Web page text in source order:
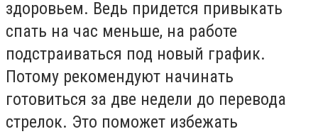
здоровьем. Ведь придется привыкать
спать на час меньше, на работе
подстраиваться под новый график.
Потому рекомендуют начинать
готовиться за две недели до перевода
стрелок. Это поможет избежать